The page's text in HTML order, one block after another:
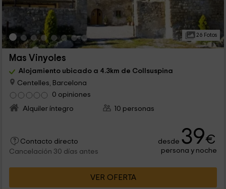
26 Fotos
Mas Vinyoles
Alojamiento ubicado a 4.3km de Collsuspina
Centelles, Barcelona
0 opiniones
Alquiler íntegro
10 personas
Contacto directo
Cancelación 30 días antes
desde 39€
persona y noche
VER OFERTA